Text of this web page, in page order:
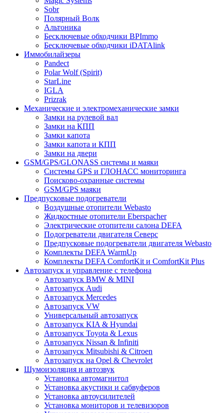
Sobr
Полярный Волк
Альтоника
Бесключевые обходчики BPImmo
Бесключевые обходчики iDATAlink
Иммобилайзеры
Pandect
Polar Wolf (Spirit)
StarLine
IGLA
Prizrak
Механические и электромеханические замки
Замки на рулевой вал
Замки на КПП
Замки капота
Замки капота и КПП
Замки на двери
GSM/GPS/GLONASS системы и маяки
Системы GPS и ГЛОНАСС мониторинга
Поисково-охранные системы
GSM/GPS маяки
Предпусковые подогреватели
Воздушные отопители Webasto
Жидкостные отопители Eberspacher
Электрические отопители салона DEFA
Подогреватели двигателя Северс
Предпусковые подогреватели двигателя Webasto
Комплекты DEFA WarmUp
Комплекты DEFA ComfortKit и ComfortKit Plus
Автозапуск и управление с телефона
Автозапуск BMW & MINI
Автозапуск Audi
Автозапуск Mercedes
Автозапуск VW
Универсальный автозапуск
Автозапуск KIA & Hyundai
Автозапуск Toyota & Lexus
Автозапуск Nissan & Infiniti
Автозапуск Mitsubishi & Citroen
Автозапуск на Opel & Chevrolet
Шумоизоляция и автозвук
Установка автомагнитол
Установка акустики и сабвуферов
Установка автоусилителей
Установка мониторов и телевизоров